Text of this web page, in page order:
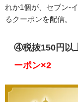
れか1個が、セブン-
るクーポンを配信。
④税抜150円以
ーポン×2